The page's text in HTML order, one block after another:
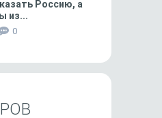
Россию, а
из...
0